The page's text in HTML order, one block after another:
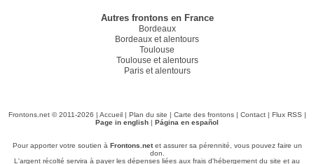
Autres frontons en France
Bordeaux
Bordeaux et alentours
Toulouse
Toulouse et alentours
Paris et alentours
Frontons.net © 2011-2026 | Accueil| Plan du site | Carte des frontons| Contact| Flux RSS |
Page in english | Página en español
Pour apporter votre soutien à Frontons.netet assurer sa pérennité, vous pouvez faire un
don.
L'argent récolté servira à payer les dépenses liées aux frais d'hébergement du site et au